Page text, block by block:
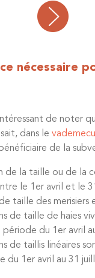
nécessaire
de noter
dans le
de la
de la taille ou de la
le 1er avril et le
taille des merisiers
de taille de haies
période du 1er avril
de taillis linéaires
du 1er avril au 31